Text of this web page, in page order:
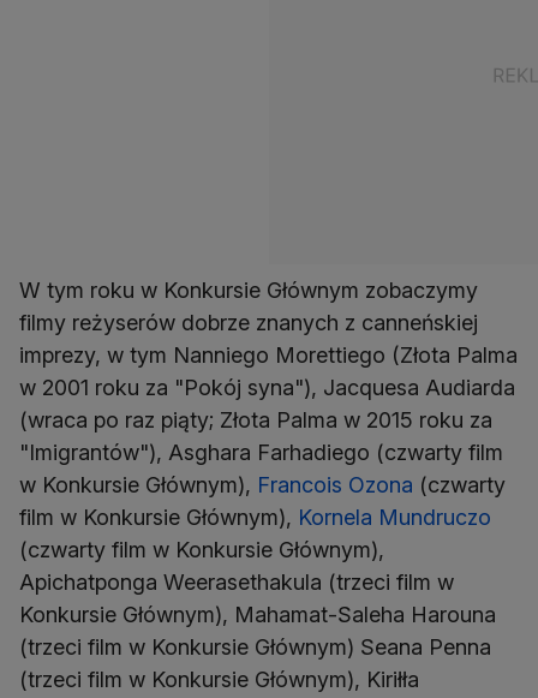
W tym roku w Konkursie Głównym zobaczymy
filmy reżyserów dobrze znanych z canneńskiej
imprezy, w tym Nanniego Morettiego (Złota Palma
w 2001 roku za "Pokój syna"), Jacquesa Audiarda
(wraca po raz piąty; Złota Palma w 2015 roku za
"Imigrantów"), Asghara Farhadiego (czwarty film
w Konkursie Głównym), Francois Ozona (czwarty
film w Konkursie Głównym), Kornela Mundruczo
(czwarty film w Konkursie Głównym),
Apichatponga Weerasethakula (trzeci film w
Konkursie Głównym), Mahamat-Saleha Harouna
(trzeci film w Konkursie Głównym) Seana Penna
(trzeci film w Konkursie Głównym), Kiriłła